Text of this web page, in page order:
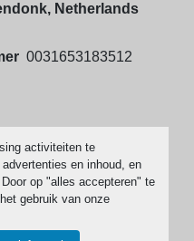
activiteiten te
en inhoud, en
op "alles accepteren" te
gebruik van onze
Netherlands
0031653183512
doorMachinio